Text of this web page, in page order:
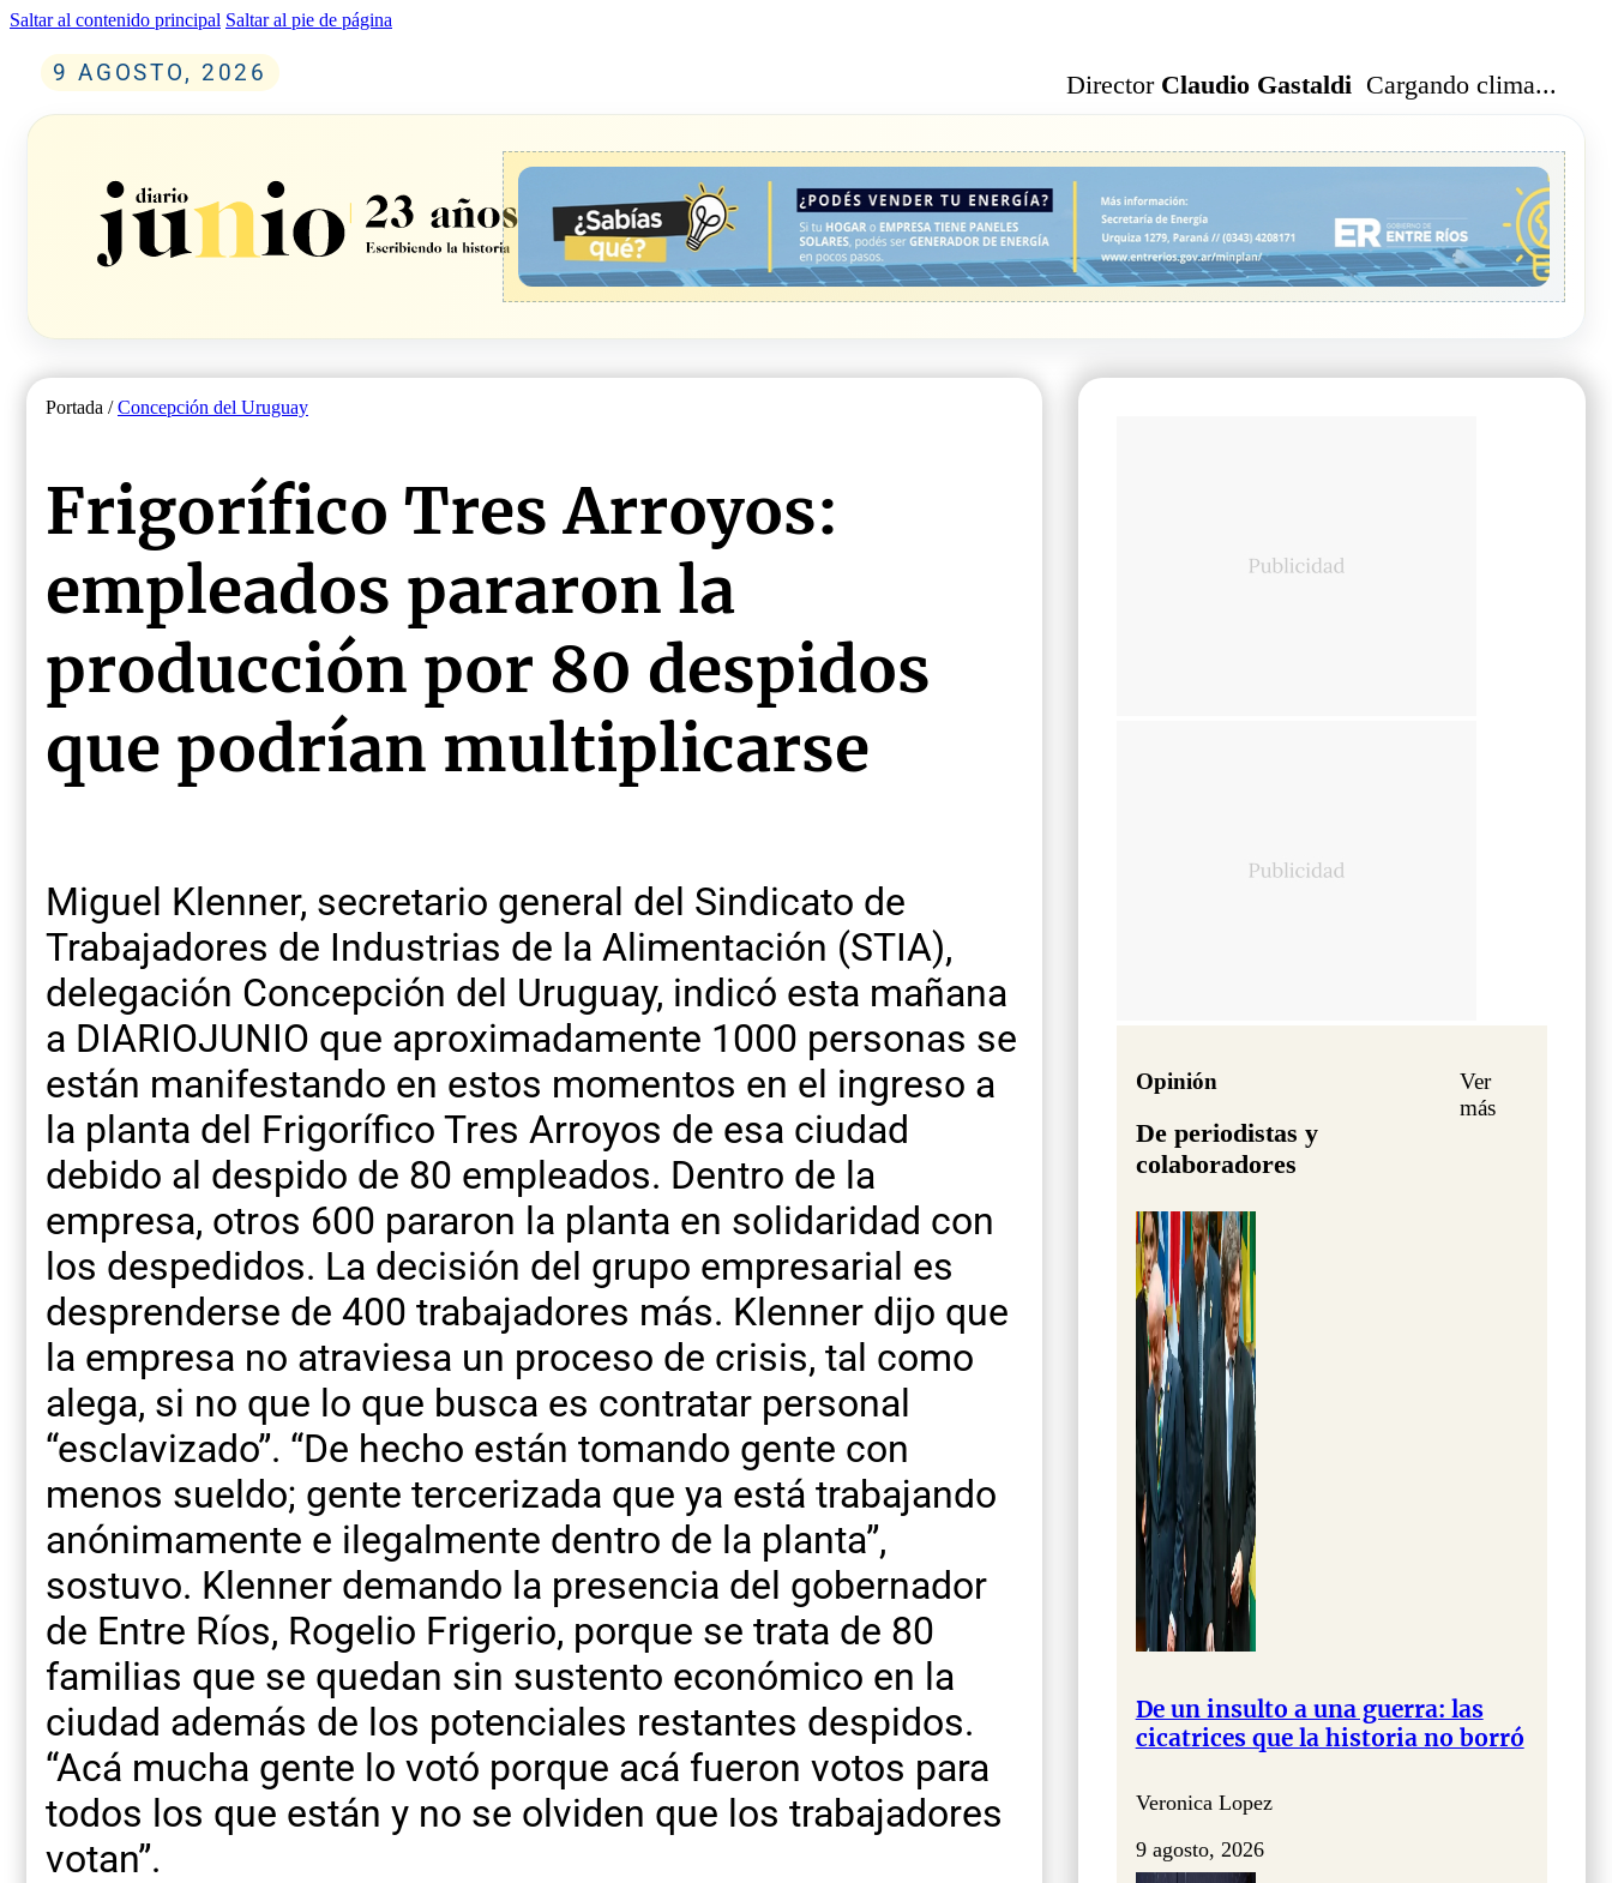
Saltar al contenido principal Saltar al pie de página
9 AGOSTO, 2026 Director Claudio Gastaldi Cargando clima...
Portada /Concepción del Uruguay
Frigorífico Tres Arroyos:
empleados pararon la
producción por 80 despidos
que podrían multiplicarse
Miguel Klenner, secretario general del Sindicato de
Trabajadores de Industrias de la Alimentación (STIA),
delegación Concepción del Uruguay, indicó esta mañana
a DIARIOJUNIO que aproximadamente 1000 personas se
están manifestando en estos momentos en el ingreso a
la planta del Frigorífico Tres Arroyos de esa ciudad
debido al despido de 80 empleados. Dentro de la
empresa, otros 600 pararon la planta en solidaridad con
los despedidos. La decisión del grupo empresarial es
desprenderse de 400 trabajadores más. Klenner dijo que
la empresa no atraviesa un proceso de crisis, tal como
alega, si no que lo que busca es contratar personal
“esclavizado”. “De hecho están tomando gente con
menos sueldo; gente tercerizada que ya está trabajando
anónimamente e ilegalmente dentro de la planta”,
sostuvo. Klenner demando la presencia del gobernador
de Entre Ríos, Rogelio Frigerio, porque se trata de 80
familias que se quedan sin sustento económico en la
ciudad además de los potenciales restantes despidos.
“Acá mucha gente lo votó porque acá fueron votos para
todos los que están y no se olviden que los trabajadores
votan”.
Opinión
De periodistas y
colaboradores
Ver
más
De un insulto a una guerra: las
cicatrices que la historia no borró
Veronica Lopez
9 agosto, 2026